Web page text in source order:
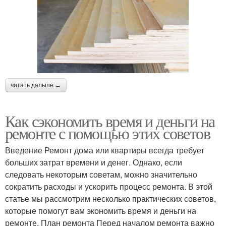
читать дальше →
Как сэкономить время и деньги на
ремонте с помощью этих советов
Введение Ремонт дома или квартиры всегда требует
больших затрат времени и денег. Однако, если
следовать некоторым советам, можно значительно
сократить расходы и ускорить процесс ремонта. В этой
статье мы рассмотрим несколько практических советов,
которые помогут вам экономить время и деньги на
ремонте. План ремонта Перед началом ремонта важно